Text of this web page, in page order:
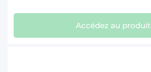
Accédez au produit